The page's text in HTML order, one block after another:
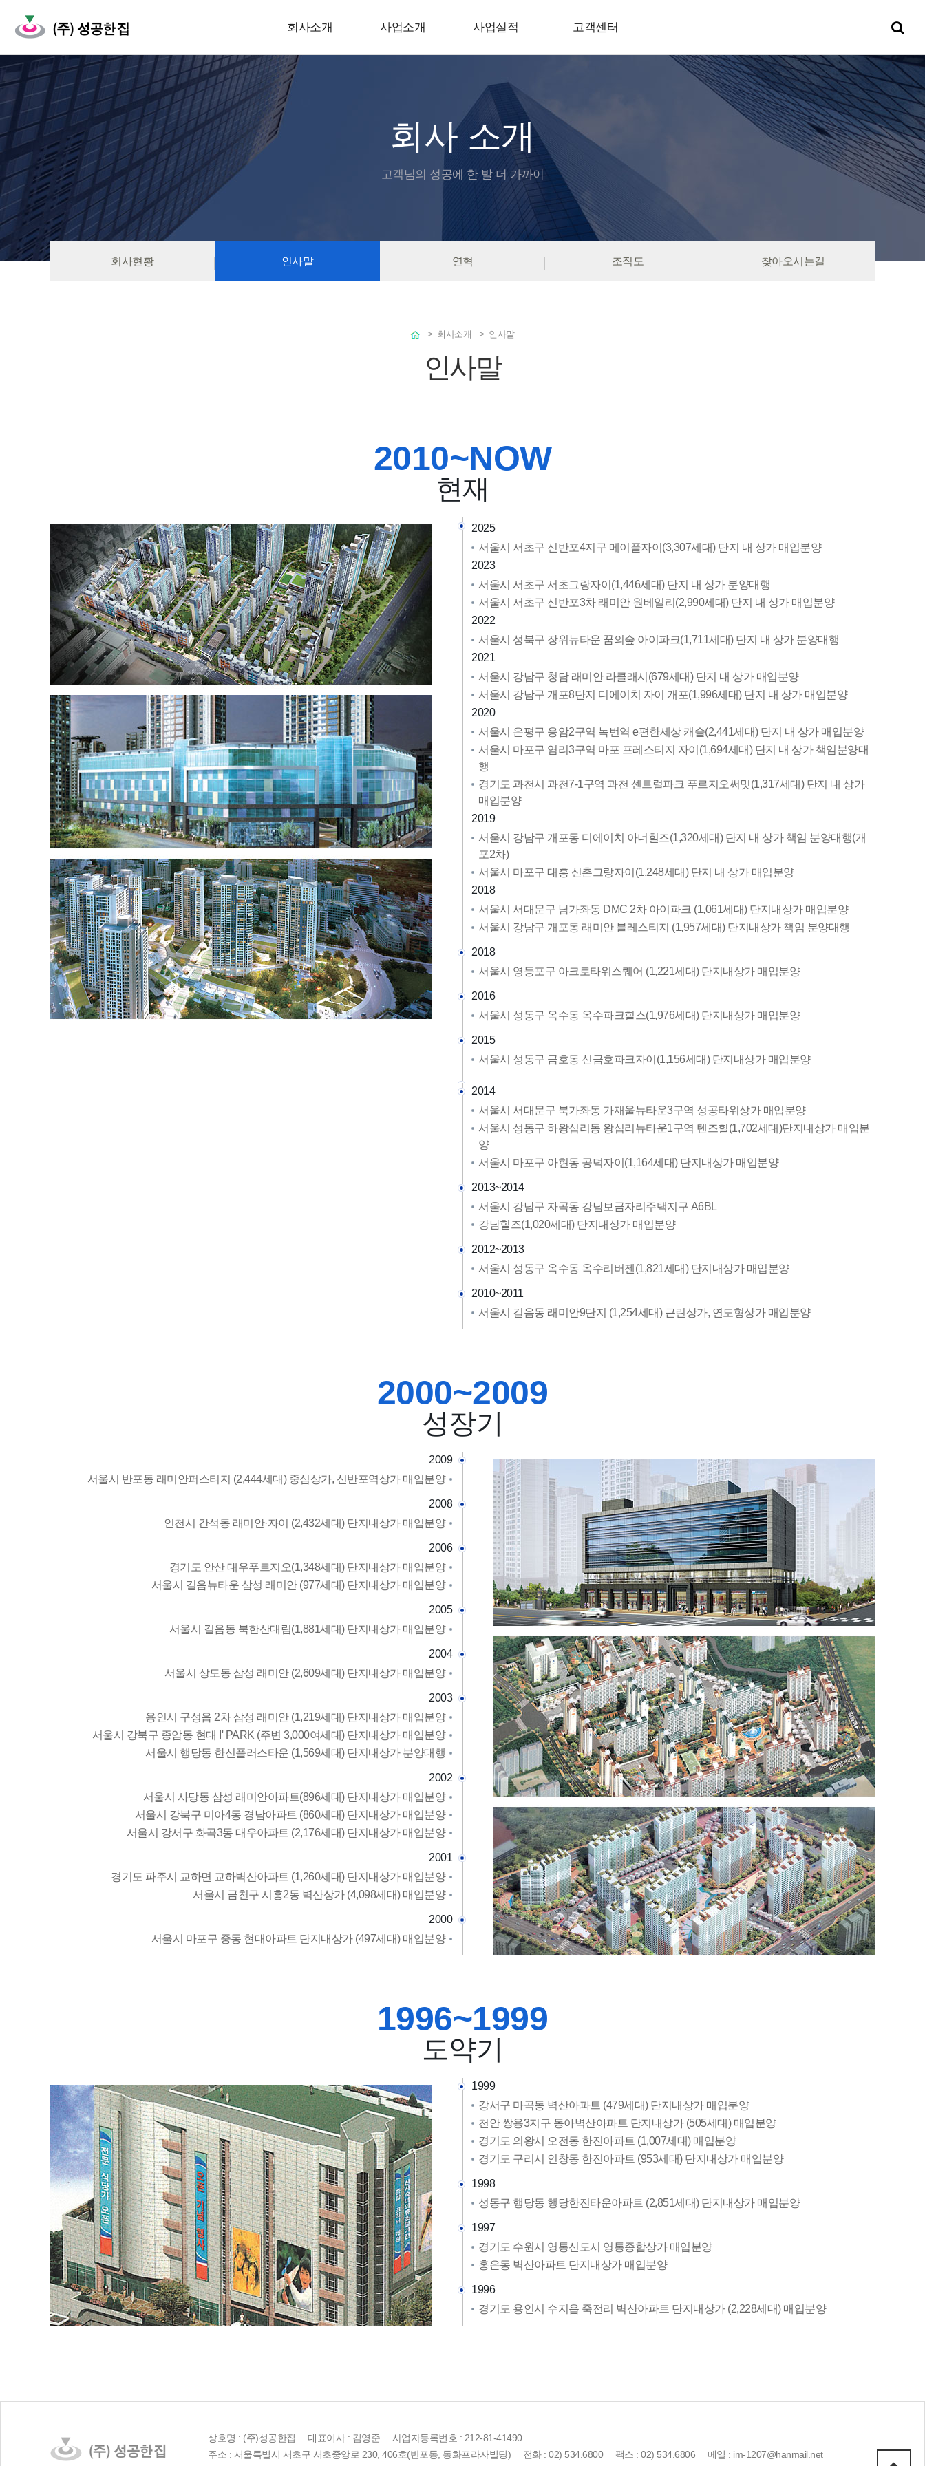
회사소개 사업소개 사업실적 고객센터
회사 소개
고객님의 성공에 한 발 더 가까이
회사현황 인사말 연혁 조직도 찾아오시는길
> 회사소개 > 인사말
인사말
2010~NOW
현재
2025
서울시 서초구 신반포4지구 메이플자이(3,307세대) 단지 내 상가 매입분양
2023
서울시 서초구 서초그랑자이(1,446세대) 단지 내 상가 분양대행
서울시 서초구 신반포3차 래미안 원베일리(2,990세대) 단지 내 상가 매입분양
2022
서울시 성북구 장위뉴타운 꿈의숲 아이파크(1,711세대) 단지 내 상가 분양대행
2021
서울시 강남구 청담 래미안 라클래시(679세대) 단지 내 상가 매입분양
서울시 강남구 개포8단지 디에이치 자이 개포(1,996세대) 단지 내 상가 매입분양
2020
서울시 은평구 응암2구역 녹번역 e편한세상 캐슬(2,441세대) 단지 내 상가 매입분양
서울시 마포구 염리3구역 마포 프레스티지 자이(1,694세대) 단지 내 상가 책임분양대
행
경기도 과천시 과천7-1구역 과천 센트럴파크 푸르지오써밋(1,317세대) 단지 내 상가
매입분양
2019
서울시 강남구 개포동 디에이치 아너힐즈(1,320세대) 단지 내 상가 책임 분양대행(개
포2차)
서울시 마포구 대흥 신촌그랑자이(1,248세대) 단지 내 상가 매입분양
2018
서울시 서대문구 남가좌동 DMC 2차 아이파크 (1,061세대) 단지내상가 매입분양
서울시 강남구 개포동 래미안 블레스티지 (1,957세대) 단지내상가 책임 분양대행
2018
서울시 영등포구 아크로타워스퀘어 (1,221세대) 단지내상가 매입분양
2016
서울시 성동구 옥수동 옥수파크힐스(1,976세대) 단지내상가 매입분양
2015
서울시 성동구 금호동 신금호파크자이(1,156세대) 단지내상가 매입분양
2014
서울시 서대문구 북가좌동 가재울뉴타운3구역 성공타워상가 매입분양
서울시 성동구 하왕십리동 왕십리뉴타운1구역 텐즈힐(1,702세대)단지내상가 매입분
양
서울시 마포구 아현동 공덕자이(1,164세대) 단지내상가 매입분양
2013~2014
서울시 강남구 자곡동 강남보금자리주택지구 A6BL
강남힐즈(1,020세대) 단지내상가 매입분양
2012~2013
서울시 성동구 옥수동 옥수리버젠(1,821세대) 단지내상가 매입분양
2010~2011
서울시 길음동 래미안9단지 (1,254세대) 근린상가, 연도형상가 매입분양
2000~2009
성장기
2009
서울시 반포동 래미안퍼스티지 (2,444세대) 중심상가, 신반포역상가 매입분양
2008
인천시 간석동 래미안·자이 (2,432세대) 단지내상가 매입분양
2006
경기도 안산 대우푸르지오(1,348세대) 단지내상가 매입분양
서울시 길음뉴타운 삼성 래미안 (977세대) 단지내상가 매입분양
2005
서울시 길음동 북한산대림(1,881세대) 단지내상가 매입분양
2004
서울시 상도동 삼성 래미안 (2,609세대) 단지내상가 매입분양
2003
용인시 구성읍 2차 삼성 래미안 (1,219세대) 단지내상가 매입분양
서울시 강북구 종암동 현대 I' PARK (주변 3,000여세대) 단지내상가 매입분양
서울시 행당동 한신플러스타운 (1,569세대) 단지내상가 분양대행
2002
서울시 사당동 삼성 래미안아파트(896세대) 단지내상가 매입분양
서울시 강북구 미아4동 경남아파트 (860세대) 단지내상가 매입분양
서울시 강서구 화곡3동 대우아파트 (2,176세대) 단지내상가 매입분양
2001
경기도 파주시 교하면 교하벽산아파트 (1,260세대) 단지내상가 매입분양
서울시 금천구 시흥2동 벽산상가 (4,098세대) 매입분양
2000
서울시 마포구 중동 현대아파트 단지내상가 (497세대) 매입분양
1996~1999
도약기
1999
강서구 마곡동 벽산아파트 (479세대) 단지내상가 매입분양
천안 쌍용3지구 동아벽산아파트 단지내상가 (505세대) 매입분양
경기도 의왕시 오전동 한진아파트 (1,007세대) 매입분양
경기도 구리시 인창동 한진아파트 (953세대) 단지내상가 매입분양
1998
성동구 행당동 행당한진타운아파트 (2,851세대) 단지내상가 매입분양
1997
경기도 수원시 영통신도시 영통종합상가 매입분양
홍은동 벽산아파트 단지내상가 매입분양
1996
경기도 용인시 수지읍 죽전리 벽산아파트 단지내상가 (2,228세대) 매입분양
상호명 : (주)성공한집 대표이사 : 김영준 사업자등록번호 : 212-81-41490
주소 : 서울특별시 서초구 서초중앙로 230, 406호(반포동, 동화프라자빌딩) 전화 : 02) 534.6800 팩스 : 02) 534.6806 메일 : im-1207@hanmail.net